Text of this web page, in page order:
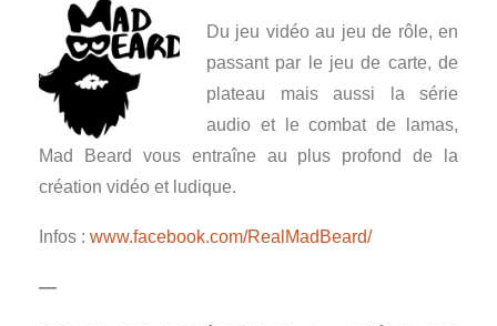
Du jeu vidéo au jeu de rôle, en
passant par le jeu de carte, de
plateau mais aussi la série
audio et le combat de lamas,
Mad Beard vous entraîne au plus profond de la
création vidéo et ludique.
Infos : www.facebook.com/RealMadBeard/
—